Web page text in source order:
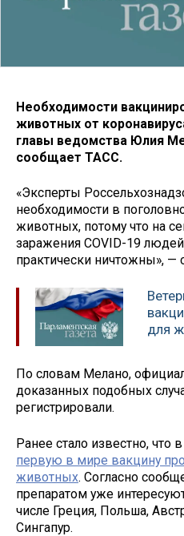
Необходимости
животных от
главы ведомства Юлия
сообщает ТАСС.
«Эксперты
необходимости в
животных, потому что на
заражения COVID-19
практически ничтожны», —
для
По словам Мелано,
доказанных подобных
регистрировали.
Ранее стало известно, что
первую в мире вакцину
животных. Согласно
препаратом уже
числе Греция, Польша,
Сингапур.